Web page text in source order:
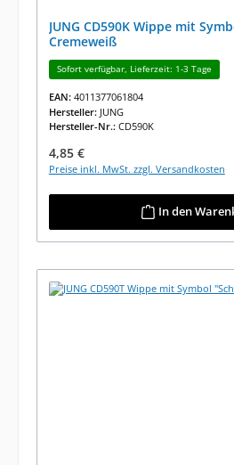
JUNG CD590K Wippe mit
Cremeweiß
Sofort verfügbar, Lieferzeit: 1-3 Tage
EAN: 4011377061804
Hersteller: JUNG
Hersteller-Nr.: CD590K
Regulärer Preis:
4,85 €
Preise inkl. MwSt. zzgl. Versandkosten
In den